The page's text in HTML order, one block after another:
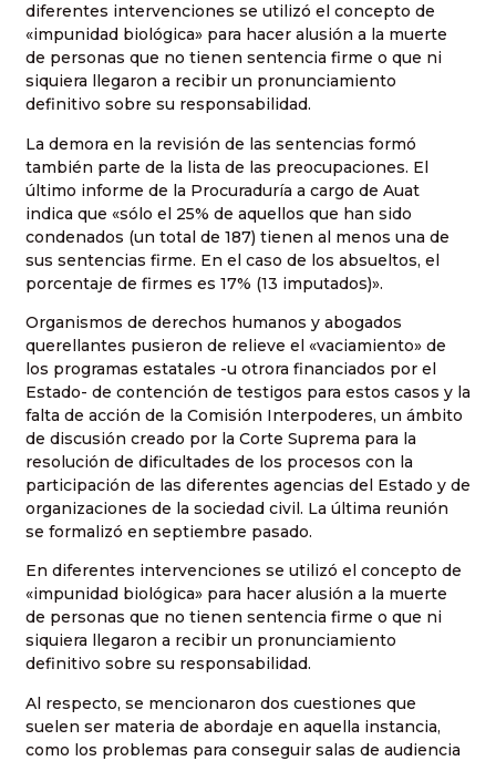
diferentes intervenciones se utilizó el concepto de
«impunidad biológica» para hacer alusión a la muerte
de personas que no tienen sentencia firme o que ni
siquiera llegaron a recibir un pronunciamiento
definitivo sobre su responsabilidad.
La demora en la revisión de las sentencias formó
también parte de la lista de las preocupaciones. El
último informe de la Procuraduría a cargo de Auat
indica que «sólo el 25% de aquellos que han sido
condenados (un total de 187) tienen al menos una de
sus sentencias firme. En el caso de los absueltos, el
porcentaje de firmes es 17% (13 imputados)».
Organismos de derechos humanos y abogados
querellantes pusieron de relieve el «vaciamiento» de
los programas estatales -u otrora financiados por el
Estado- de contención de testigos para estos casos y la
falta de acción de la Comisión Interpoderes, un ámbito
de discusión creado por la Corte Suprema para la
resolución de dificultades de los procesos con la
participación de las diferentes agencias del Estado y de
organizaciones de la sociedad civil. La última reunión
se formalizó en septiembre pasado.
En diferentes intervenciones se utilizó el concepto de
«impunidad biológica» para hacer alusión a la muerte
de personas que no tienen sentencia firme o que ni
siquiera llegaron a recibir un pronunciamiento
definitivo sobre su responsabilidad.
Al respecto, se mencionaron dos cuestiones que
suelen ser materia de abordaje en aquella instancia,
como los problemas para conseguir salas de audiencia